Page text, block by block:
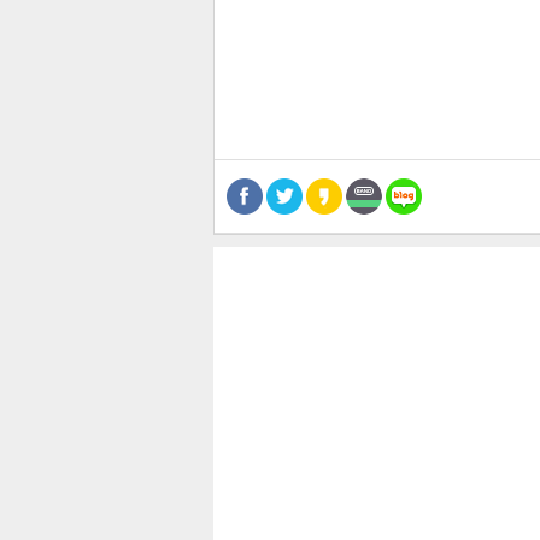
공유 유 로그